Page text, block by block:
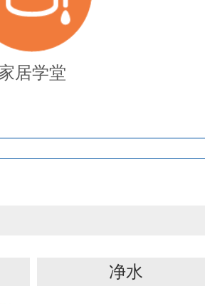
居学堂
净水